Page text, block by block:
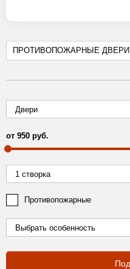
ПРОТИВОПОЖАРНЫЕ ДВЕРИ
от 950 руб.
Противопожарные